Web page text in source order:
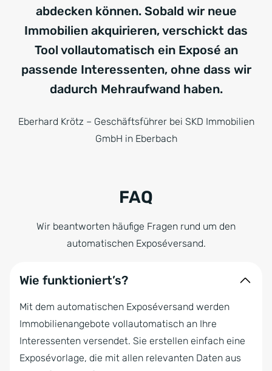
abdecken können. Sobald wir neue
Immobilien akquirieren, verschickt das
Tool vollautomatisch ein Exposé an
passende Interessenten, ohne dass wir
dadurch Mehraufwand haben.
Eberhard Krötz – Geschäftsführer bei SKD Immobilien
GmbH in Eberbach
FAQ
Wir beantworten häufige Fragen rund um den
automatischen Exposéversand.
Wie funktioniert’s?
Mit dem automatischen Exposéversand werden
Immobilienangebote vollautomatisch an Ihre
Interessenten versendet. Sie erstellen einfach eine
Exposévorlage, die mit allen relevanten Daten aus